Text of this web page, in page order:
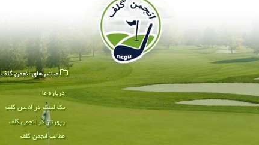
میانبرهای انجمن گلف
درباره ما
بک لینک در انجمن گلف
رپورتاژ در انجمن گلف
مطالب انجمن گلف